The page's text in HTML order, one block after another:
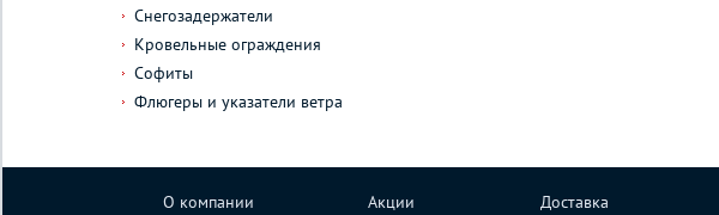
Снегозадержатели
Кровельные ограждения
Софиты
Флюгеры и указатели ветра
О компании Акции Доставка